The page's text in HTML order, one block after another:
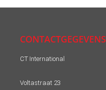
CONTACTGEGEVENS
CT International
Voltastraat 23